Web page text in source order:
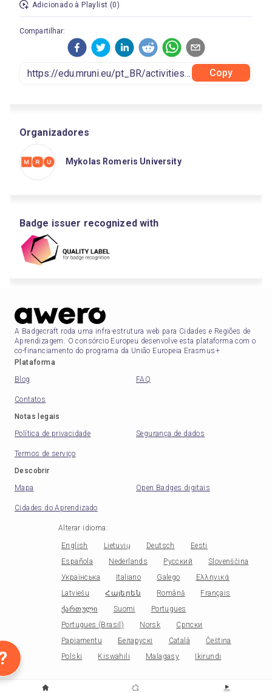
Adicionado à Playlist (0)
Compartilhar:
Copy
Organizadores
Mykolas Romeris University
Badge issuer recognized with
A Badgecraft roda uma infra-estrutura web para Cidades e Regiões de
Aprendizagem. O consórcio Europeu desenvolve esta plataforma com o
co-financiamento do programa da União Europeia Erasmus+
Plataforma
Blog
FAQ
Contatos
Notas legais
Política de privacidade
Segurança de dados
Termos de serviço
Descobrir
Mapa
Open Badges digitais
Cidades do Aprendizado
Alterar idioma :
English Lietuvių Deutsch
Eesti
Española
Nederlands Русский
Slovenščina
Українська
Italiano Galego
Ελληνικά
Latviešu
Հայերեն Română
Français
ქართული
Suomi
Portugues
Portugues (Brasil)
Norsk
Српски
Papiamentu
Беларускі Català
Čeština
Polski
Kiswahili Malagasy Ikirundi